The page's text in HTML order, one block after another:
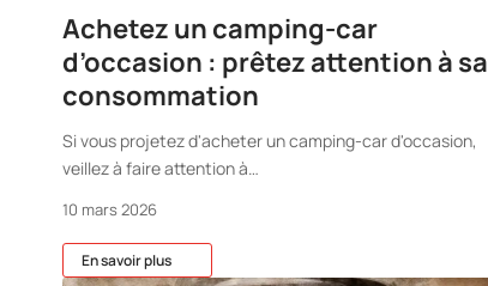
Achetez un camping-car
d’occasion : prêtez attention à sa
consommation
Si vous projetez d'acheter un camping-car d'occasion,
veillez à faire attention à…
10 mars 2026
En savoir plus